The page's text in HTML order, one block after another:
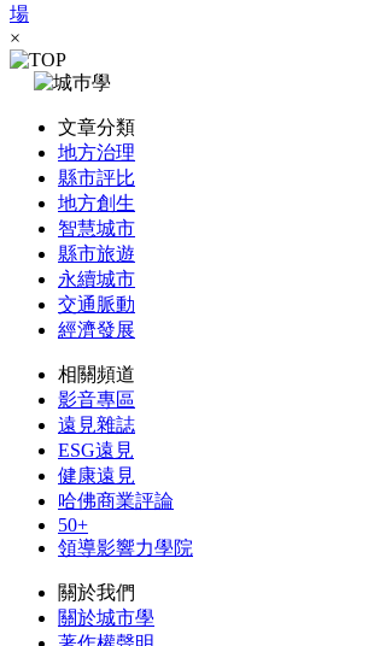
場
×
文章分類
地方治理
縣市評比
地方創生
智慧城市
縣市旅遊
永續城市
交通脈動
經濟發展
相關頻道
影音專區
遠見雜誌
ESG遠見
健康遠見
哈佛商業評論
50+
領導影響力學院
關於我們
關於城市學